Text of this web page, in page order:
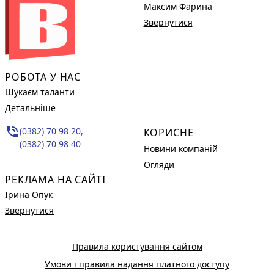
РОБОТА У НАС
Шукаєм таланти
Детальніше
phone_in_talk(0382) 70 98 20,
(0382) 70 98 40
РЕКЛАМА НА САЙТІ
Ірина Опук
Звернутися
Максим Фарина
Звернутися
КОРИСНЕ
Новини компаній
Огляди
Правила користування сайтом
Умови і правила надання платного доступу